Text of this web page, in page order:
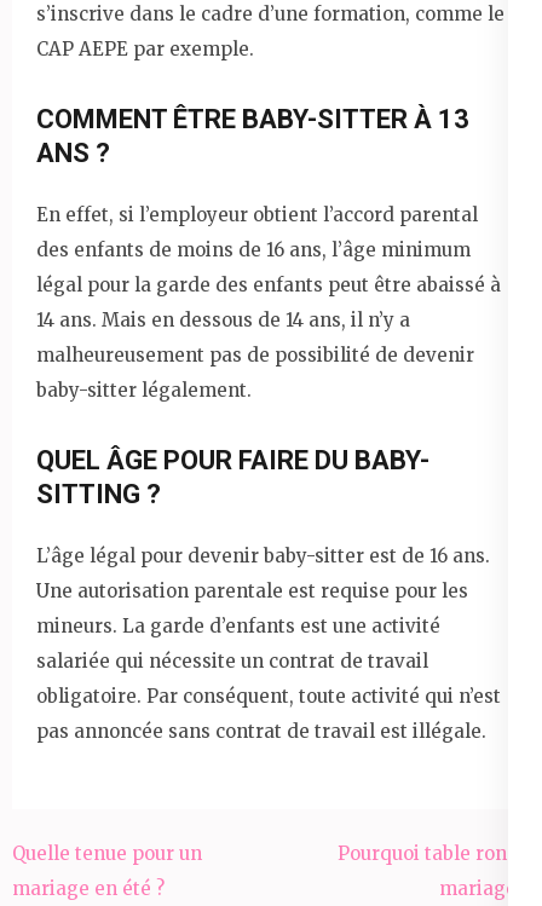
s’inscrive dans le cadre d’une formation, comme le
CAP AEPE par exemple.
COMMENT ÊTRE BABY-SITTER À 13
ANS ?
En effet, si l’employeur obtient l’accord parental
des enfants de moins de 16 ans, l’âge minimum
légal pour la garde des enfants peut être abaissé à
14 ans. Mais en dessous de 14 ans, il n’y a
malheureusement pas de possibilité de devenir
baby-sitter légalement.
QUEL ÂGE POUR FAIRE DU BABY-
SITTING ?
L’âge légal pour devenir baby-sitter est de 16 ans.
Une autorisation parentale est requise pour les
mineurs. La garde d’enfants est une activité
salariée qui nécessite un contrat de travail
obligatoire. Par conséquent, toute activité qui n’est
pas annoncée sans contrat de travail est illégale.
Navigation
de
Quelle tenue pour un
mariage en été ?
Pourquoi table ronde
mariage ?